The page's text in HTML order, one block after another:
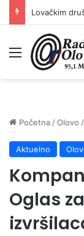
Lovačkim
Meni
Početna /Olovo /
Aktuelno
Oglas